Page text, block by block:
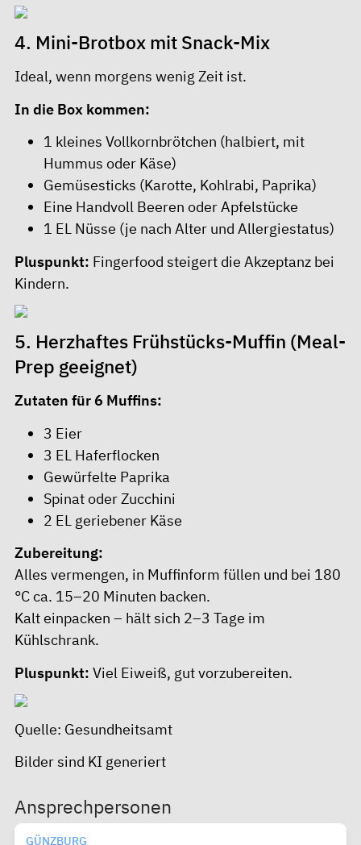
4. Mini-Brotbox mit Snack-Mix
Ideal, wenn morgens wenig Zeit ist.
In die Box kommen:
1 kleines Vollkornbrötchen (halbiert, mit
Hummus oder Käse)
Gemüsesticks (Karotte, Kohlrabi, Paprika)
Eine Handvoll Beeren oder Apfelstücke
1 EL Nüsse (je nach Alter und Allergiestatus)
Pluspunkt: Fingerfood steigert die Akzeptanz bei
Kindern.
5. Herzhaftes Frühstücks-Muffin (Meal-
Prep geeignet)
Zutaten für 6 Muffins:
3 Eier
3 EL Haferflocken
Gewürfelte Paprika
Spinat oder Zucchini
2 EL geriebener Käse
Zubereitung:
Alles vermengen, in Muffinform füllen und bei 180
°C ca. 15–20 Minuten backen.
Kalt einpacken – hält sich 2–3 Tage im
Kühlschrank.
Pluspunkt: Viel Eiweiß, gut vorzubereiten.
Quelle: Gesundheitsamt
Bilder sind KI generiert
Ansprechpersonen
GÜNZBURG